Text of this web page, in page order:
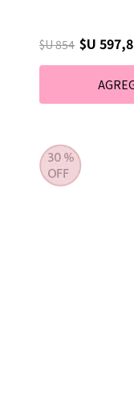
$U 854 $U 597,8